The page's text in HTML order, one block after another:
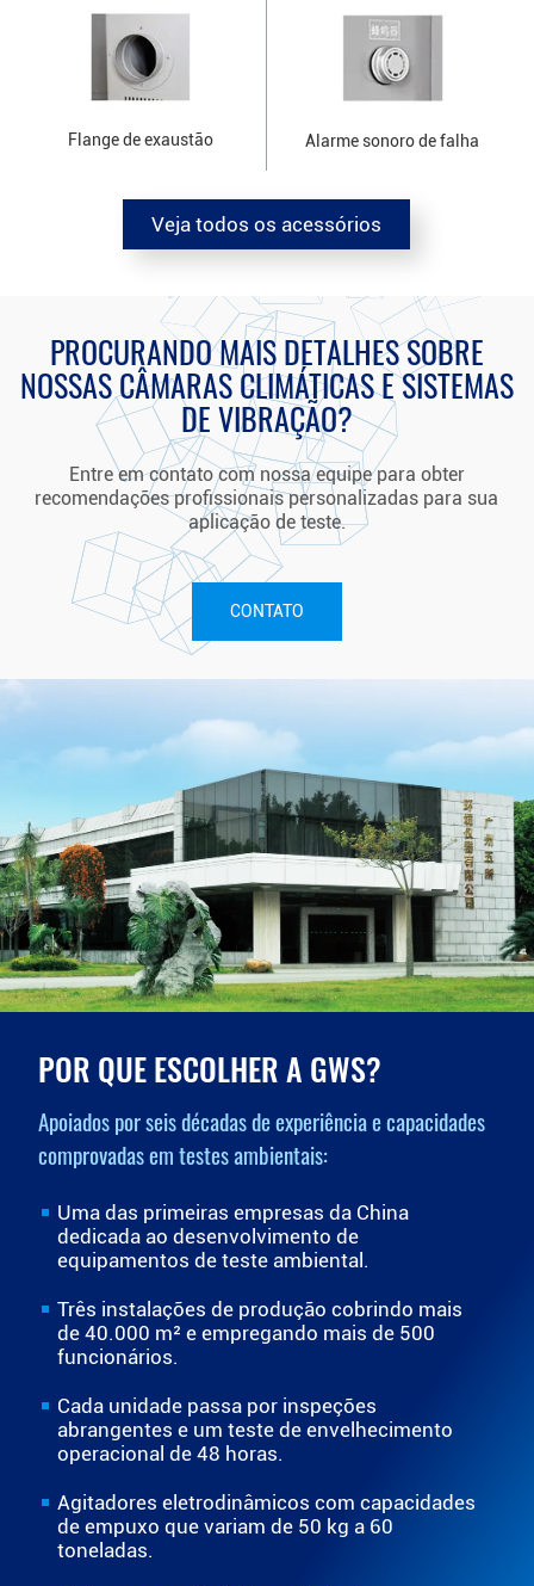
Flange de exaustão Alarme sonoro de falha
Veja todos os acessórios
PROCURANDO MAIS DETALHES SOBRE
NOSSAS CÂMARAS CLIMÁTICAS E SISTEMAS
DE VIBRAÇÃO?
Entre em contato com nossa equipe para obter
recomendações profissionais personalizadas para sua
aplicação de teste.
CONTATO
POR QUE ESCOLHER A GWS?
Apoiados por seis décadas de experiência e capacidades
comprovadas em testes ambientais:
Uma das primeiras empresas da China
dedicada ao desenvolvimento de
equipamentos de teste ambiental.
Três instalações de produção cobrindo mais
de 40.000 m² e empregando mais de 500
funcionários.
Cada unidade passa por inspeções
abrangentes e um teste de envelhecimento
operacional de 48 horas.
Agitadores eletrodinâmicos com capacidades
de empuxo que variam de 50 kg a 60
toneladas.